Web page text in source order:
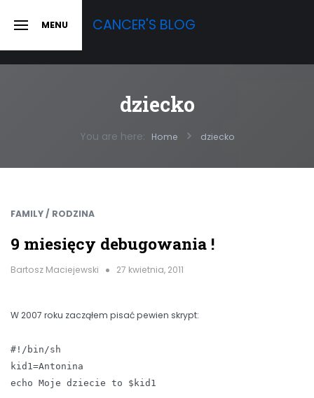
SLIDE MENU CANCER'S BLOG
dziecko
You are here: Home dziecko
FAMILY / RODZINA
9 miesięcy debugowania !
Bartosz Maciejewski 27 kwietnia, 2011
W 2007 roku zacząłem pisać pewien skrypt:
#!/bin/sh
kid1=Antonina
echo Moje dziecie to $kid1